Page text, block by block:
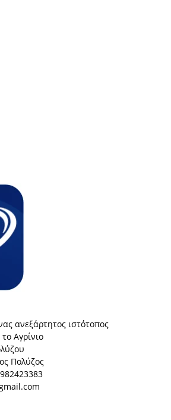
ανεξάρτητος ιστότοπος
Αγρίνιο
Πολύζος